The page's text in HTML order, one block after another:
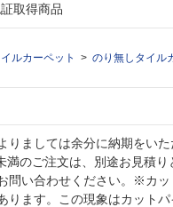
取得商品
ルカーペット のり無しタイル
ましては余分に納期をい
のご注文は、別途お見積
問い合わせください。※カ
ります。この現象はカット